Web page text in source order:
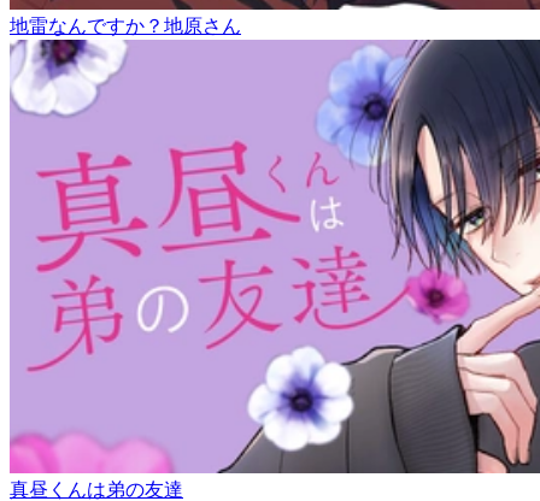
地雷なんですか？地原さん
真昼くんは弟の友達